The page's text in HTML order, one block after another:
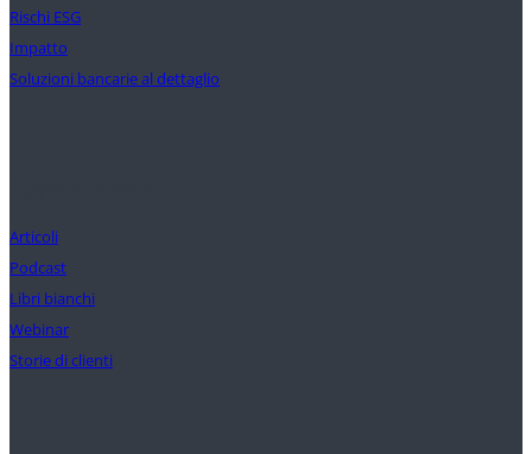
Rischi ESG
Impatto
Soluzioni bancarie al dettaglio
Articoli
Podcast
Libri bianchi
Webinar
Storie di clienti